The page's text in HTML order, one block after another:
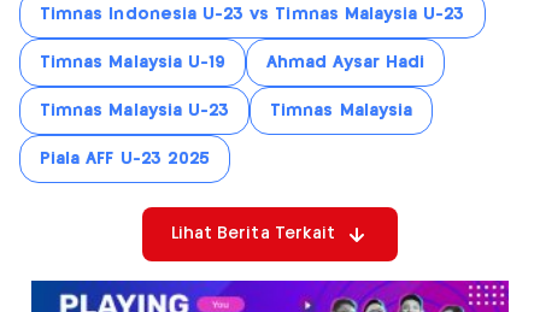
Timnas Indonesia U-23 vs Timnas Malaysia U-23
Timnas Malaysia U-19 Ahmad Aysar Hadi
Timnas Malaysia U-23 Timnas Malaysia
Piala AFF U-23 2025
Lihat Berita Terkait